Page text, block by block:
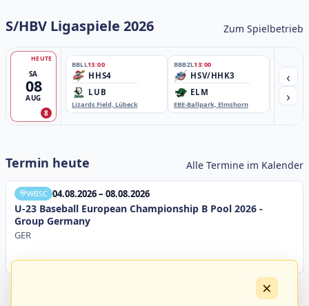
S/HBV Ligaspiele 2026 Zum Spielbetrieb
SA
08
AUG
HEUTE
8
BBLL13:00
HHS4
LUB
Lizards Field, Lübeck
BBBZL13:00
HSV/HHK3
ELM
EBE-Ballpark, Elmshorn
‹
›
Termin heute Alle Termine im Kalender
WBSC 04.08.2026 – 08.08.2026
U-23 Baseball European Championship B Pool 2026 -
Group Germany
GER
×